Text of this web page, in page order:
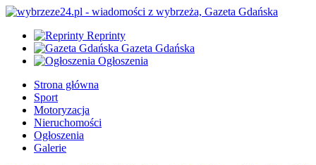
Reprinty
Gazeta Gdańska
Ogłoszenia
Strona główna
Sport
Motoryzacja
Nieruchomości
Ogłoszenia
Galerie